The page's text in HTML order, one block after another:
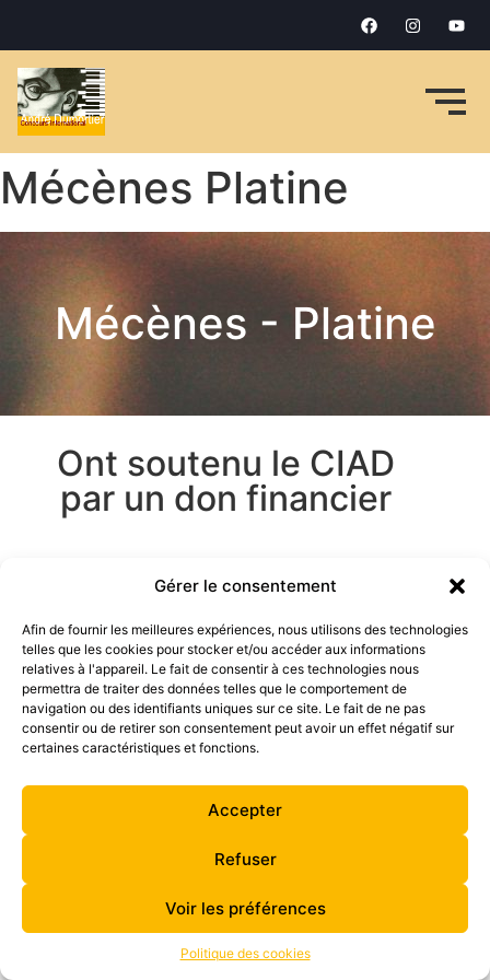
Gérer le consentement
Afin de fournir les meilleures expériences, nous utilisons des technologies
telles que les cookies pour stocker et/ou accéder aux informations
relatives à l'appareil. Le fait de consentir à ces technologies nous
permettra de traiter des données telles que le comportement de
navigation ou des identifiants uniques sur ce site. Le fait de ne pas
consentir ou de retirer son consentement peut avoir un effet négatif sur
certaines caractéristiques et fonctions.
Accepter
Refuser
Voir les préférences
Politique des cookies
Mécènes Platine
Mécènes - Platine
Ont soutenu le CIAD
par un don financier